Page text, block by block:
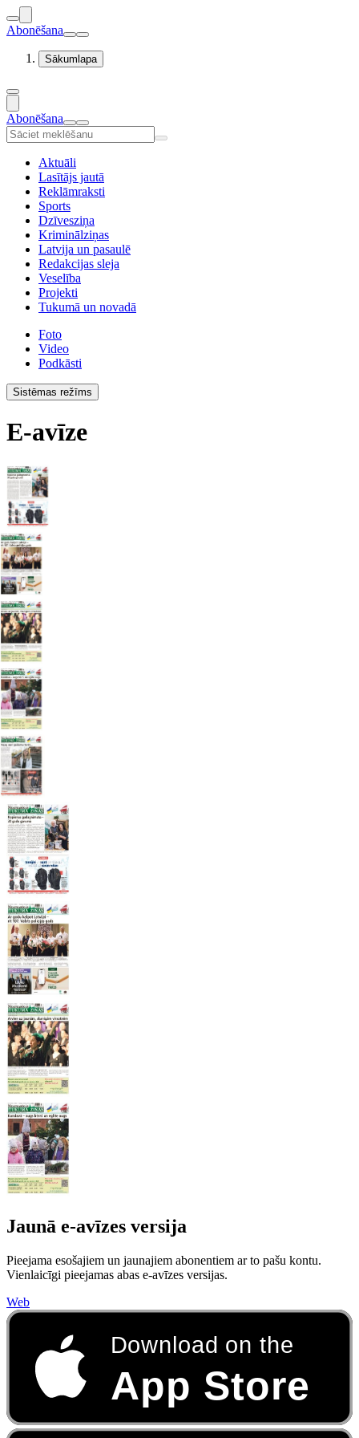
Abonēšana
Sākumlapa
Abonēšana
Aktuāli
Lasītājs jautā
Reklāmraksti
Sports
Dzīvesziņa
Kriminālziņas
Latvija un pasaulē
Redakcijas sleja
Veselība
Projekti
Tukumā un novadā
Foto
Video
Podkāsti
Sistēmas režīms
E-avīze
Jaunā e-avīzes versija
Pieejama esošajiem un jaunajiem abonentiem ar to pašu kontu.
Vienlaicīgi pieejamas abas e-avīzes versijas.
Web